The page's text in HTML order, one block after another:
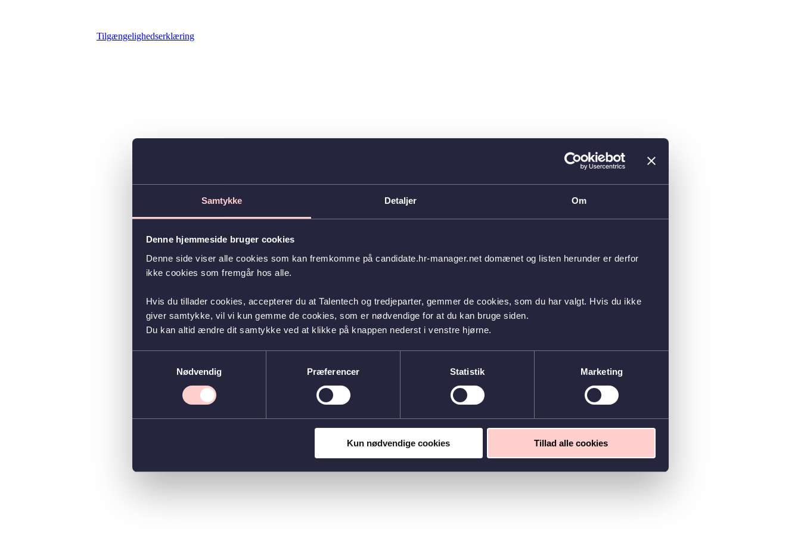
Samtykke Detaljer Om
Denne hjemmeside bruger cookies
Denne side viser alle cookies som kan fremkomme på candidate.hr-manager.net domænet og listen herunder er derfor
ikke cookies som fremgår hos alle.
Hvis du tillader cookies, accepterer du at Talentech og tredjeparter, gemmer de cookies, som du har valgt. Hvis du ikke
giver samtykke, vil vi kun gemme de cookies, som er nødvendige for at du kan bruge siden.
Du kan altid ændre dit samtykke ved at klikke på knappen nederst i venstre hjørne.
Nødvendig
Præferencer Statistik Marketing
Kun nødvendige cookies Tillad alle cookies
Tilgængelighedserklæring